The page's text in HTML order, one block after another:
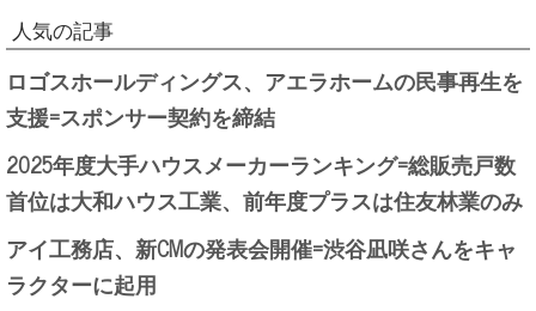
人気の記事
ロゴスホールディングス、アエラホームの民事再生を
支援=スポンサー契約を締結
2025年度大手ハウスメーカーランキング=総販売戸数
首位は大和ハウス工業、前年度プラスは住友林業のみ
アイ工務店、新CMの発表会開催=渋谷凪咲さんをキャ
ラクターに起用